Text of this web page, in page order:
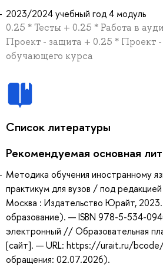
2023/2024 учебный год 4 модуль
0.25 * Тесты + 0.25 * Работа в
Проект - защита + 0.25 * Проект -
обучающего курса
Список литературы
Рекомендуемая основная
Методика обучения иностранному
практикум для вузов / под
Москва : Издательство Юрайт,
образование). — ISBN 978-5-534-
электронный // Образовательная
[сайт]. — URL: https://urait.ru/
обращения: 02.07.2026).